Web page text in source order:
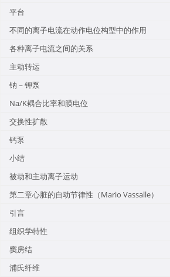
平台
不同的离子电流在动作电位构型中的作用
各种离子电流之间的关系
主动转运
钠－钾泵
Na/K耦合比率和膜电位
交换性扩散
钙泵
小结
被动和主动离子运动
第二章心脏的自动节律性（Mario Vassalle）
引言
组织学特性
窦房结
浦氏纤维